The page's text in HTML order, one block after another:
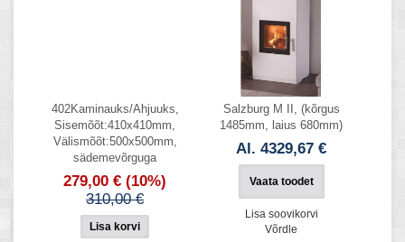
402Kaminauks/Ahjuuks,
Sisemõõt:410x410mm,
Välismõõt:500x500mm,
sädemevõrguga
279,00 € (10%)
310,00 €
Salzburg M II, (kõrgus
1485mm, laius 680mm)
Al. 4329,67 €
Vaata toodet
Lisa soovikorvi
Võrdle